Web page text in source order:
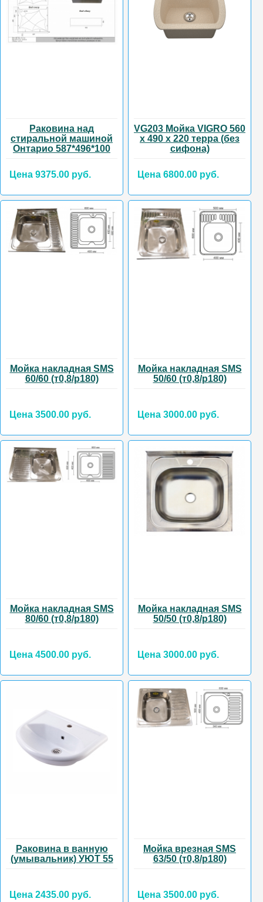
Раковина над
стиральной машиной
Онтарио 587*496*100
Цена 9375.00 руб.
VG203 Мойка VIGRO 560
х 490 х 220 терра (без
сифона)
Цена 6800.00 руб.
Мойка накладная SMS
60/60 (т0,8/р180)
Цена 3500.00 руб.
Мойка накладная SMS
50/60 (т0,8/р180)
Цена 3000.00 руб.
Мойка накладная SMS
80/60 (т0,8/р180)
Цена 4500.00 руб.
Мойка накладная SMS
50/50 (т0,8/р180)
Цена 3000.00 руб.
Раковина в ванную
(умывальник) УЮТ 55
Цена 2435.00 руб.
Мойка врезная SMS
63/50 (т0,8/р180)
Цена 3500.00 руб.